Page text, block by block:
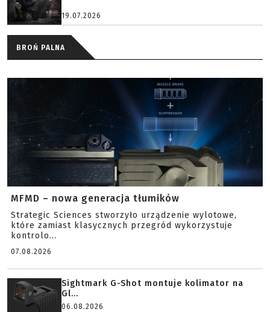
19.07.2026
BROŃ PALNA
MFMD – nowa generacja tłumików
Strategic Sciences stworzyło urządzenie wylotowe,
które zamiast klasycznych przegród wykorzystuje
kontrolo...
07.08.2026
Sightmark G-Shot montuje kolimator na
Gl...
06.08.2026